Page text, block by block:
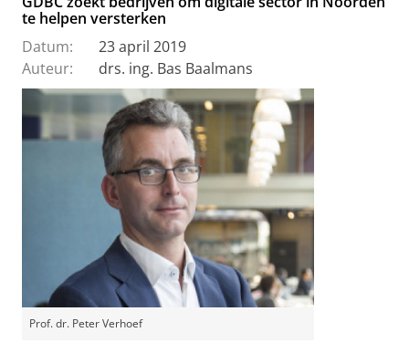
te helpen versterken
Datum:
23 april 2019
Auteur:
drs. ing. Bas Baalmans
Prof. dr. Peter Verhoef